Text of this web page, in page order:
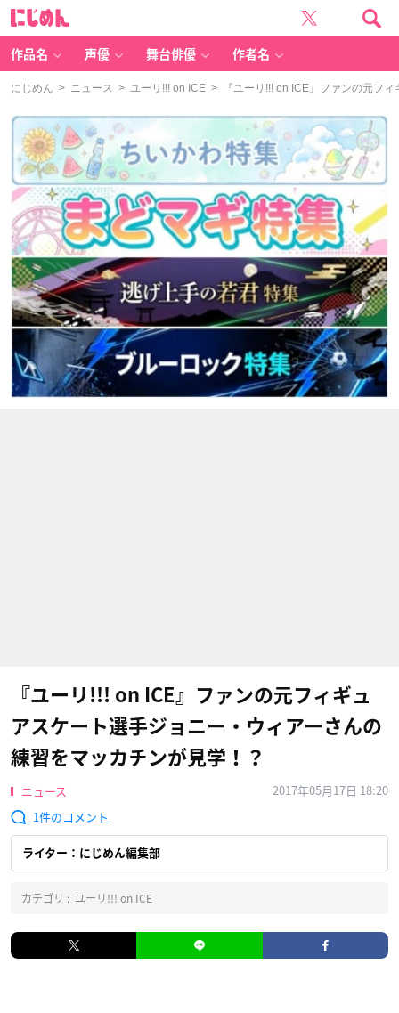
作品名 声優 舞台俳優 作者名
にじめん > ニュース > ユーリ!!! on ICE > 『ユーリ!!! on ICE​』ファンの元フ
『ユーリ!!! on ICE​』ファンの元フィギュ
アスケート選手ジョニー・ウィアーさんの
練習をマッカチンが見学！？
ニュース
2017年05月17日 18:20
1
ライター：にじめん編集部
カテゴリ : ユーリ!!! on ICE